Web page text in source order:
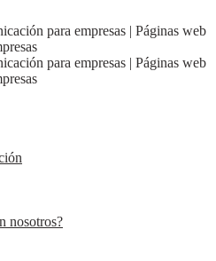
nosotros?